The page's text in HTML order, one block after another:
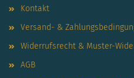
Kontakt
Versand- &
Widerrufsrecht & Muster-
AGB